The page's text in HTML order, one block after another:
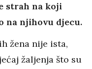
strah na koji
na njihovu djecu.
žena nije ista,
žaljenja što su